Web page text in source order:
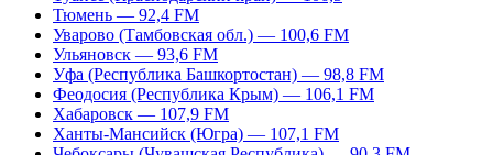
Тюмень — 92,4 FM
Уварово (Тамбовская обл.) — 100,6 FM
Ульяновск — 93,6 FM
Уфа (Республика Башкортостан) — 98,8 FM
Феодосия (Республика Крым) — 106,1 FM
Хабаровск — 107,9 FM
Ханты-Мансийск (Югра) — 107,1 FM